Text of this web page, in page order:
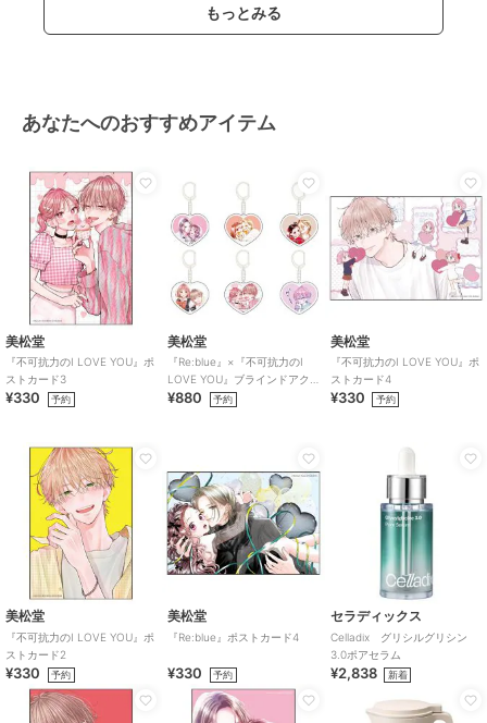
もっとみる
あなたへのおすすめアイテム
美松堂
『不可抗力のI LOVE YOU』ポ
ストカード3
¥330 予約
美松堂
『Re:blue』×『不可抗力のI
LOVE YOU』ブラインドアク
リルキーホルダー（全6種）
¥880 予約
美松堂
『不可抗力のI LOVE YOU』ポ
ストカード4
¥330 予約
美松堂
『不可抗力のI LOVE YOU』ポ
ストカード2
¥330 予約
美松堂
『Re:blue』ポストカード4
¥330 予約
セラディックス
Celladix グリシルグリシン
3.0ポアセラム
¥2,838 新着